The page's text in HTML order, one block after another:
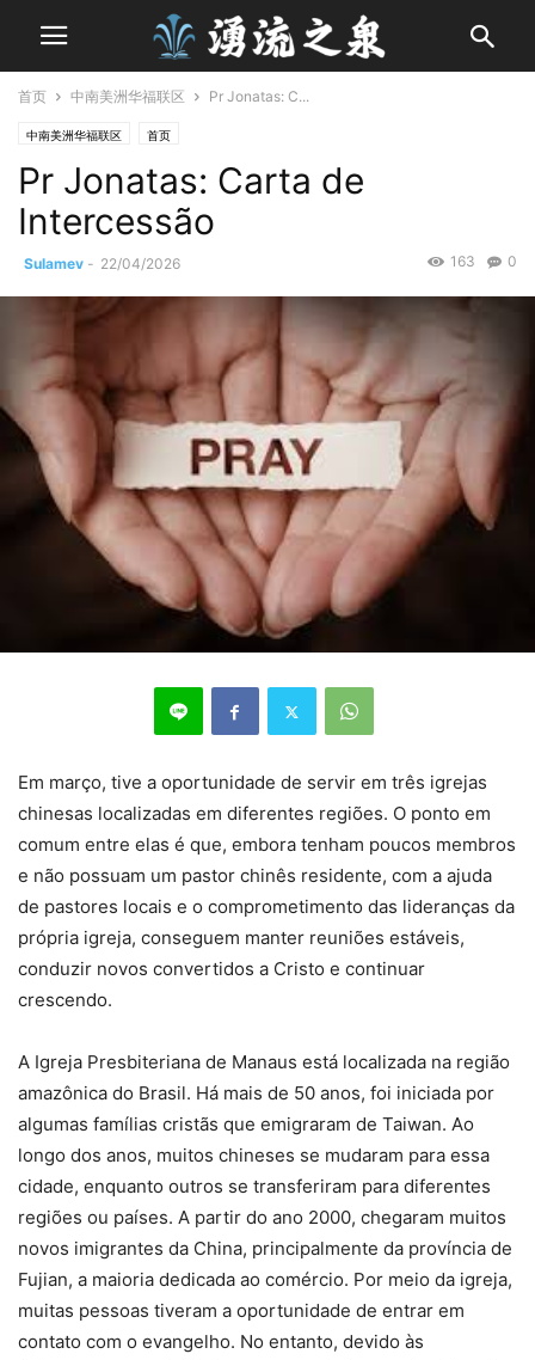
首页 中南美洲华福联区 Pr Jonatas: C...
中南美洲华福联区 首页
Pr Jonatas: Carta de
Intercessão
Sulamev - 22/04/2026 0
163
Em março, tive a oportunidade de servir em três igrejas
chinesas localizadas em diferentes regiões. O ponto em
comum entre elas é que, embora tenham poucos membros
e não possuam um pastor chinês residente, com a ajuda
de pastores locais e o comprometimento das lideranças da
própria igreja, conseguem manter reuniões estáveis,
conduzir novos convertidos a Cristo e continuar
crescendo.
A Igreja Presbiteriana de Manaus está localizada na região
amazônica do Brasil. Há mais de 50 anos, foi iniciada por
algumas famílias cristãs que emigraram de Taiwan. Ao
longo dos anos, muitos chineses se mudaram para essa
cidade, enquanto outros se transferiram para diferentes
regiões ou países. A partir do ano 2000, chegaram muitos
novos imigrantes da China, principalmente da província de
Fujian, a maioria dedicada ao comércio. Por meio da igreja,
muitas pessoas tiveram a oportunidade de entrar em
contato com o evangelho. No entanto, devido às